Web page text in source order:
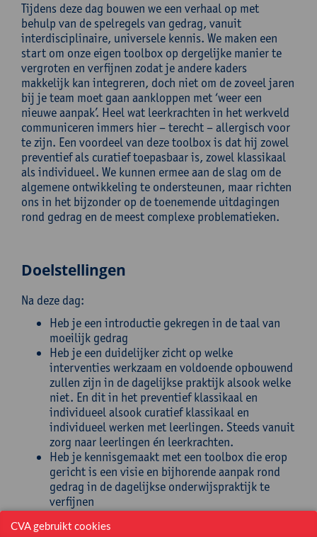
Tijdens deze dag bouwen we een verhaal op met
behulp van de spelregels van gedrag, vanuit
interdisciplinaire, universele kennis. We maken een
start om onze eigen toolbox op dergelijke manier te
vergroten en verfijnen zodat je andere kaders
makkelijk kan integreren, doch niet om de zoveel jaren
bij je team moet gaan aankloppen met ‘weer een
nieuwe aanpak’. Heel wat leerkrachten in het werkveld
communiceren immers hier – terecht – allergisch voor
te zijn. Een voordeel van deze toolbox is dat hij zowel
preventief als curatief toepasbaar is, zowel klassikaal
als individueel. We kunnen ermee aan de slag om de
algemene ontwikkeling te ondersteunen, maar richten
ons in het bijzonder op de toenemende uitdagingen
rond gedrag en de meest complexe problematieken.
Doelstellingen
Na deze dag:
Heb je een introductie gekregen in de taal van
moeilijk gedrag
Heb je een duidelijker zicht op welke
interventies werkzaam en voldoende opbouwend
zullen zijn in de dagelijkse praktijk alsook welke
niet. En dit in het preventief klassikaal en
individueel alsook curatief klassikaal en
individueel werken met leerlingen. Steeds vanuit
zorg naar leerlingen én leerkrachten.
Heb je kennisgemaakt met een toolbox die erop
gericht is een visie en bijhorende aanpak rond
gedrag in de dagelijkse onderwijspraktijk te
verfijnen
start van een opbouwend proces waarbij moeilijk
CVA gebruikt cookies